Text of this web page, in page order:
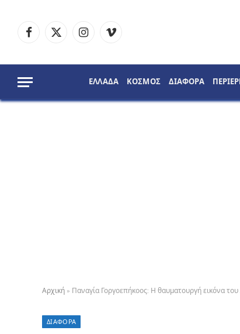
Facebook
X
InstagramVimeo
ΕΛΛΑΔΑ ΚΟΣΜΟΣ ΔΙΑΦΟΡΑ
Αρχική » Παναγία Γοργοεπήκοος: Η θαυματουργή εικόνα
ΔΙΑΦΟΡΑ